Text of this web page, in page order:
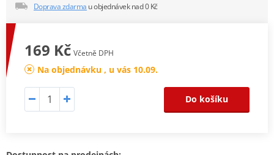
Doprava zdarma u objednávek nad 0 Kč
169 Kč Včetně DPH
Na objednávku , u vás 10.09.
Do košíku